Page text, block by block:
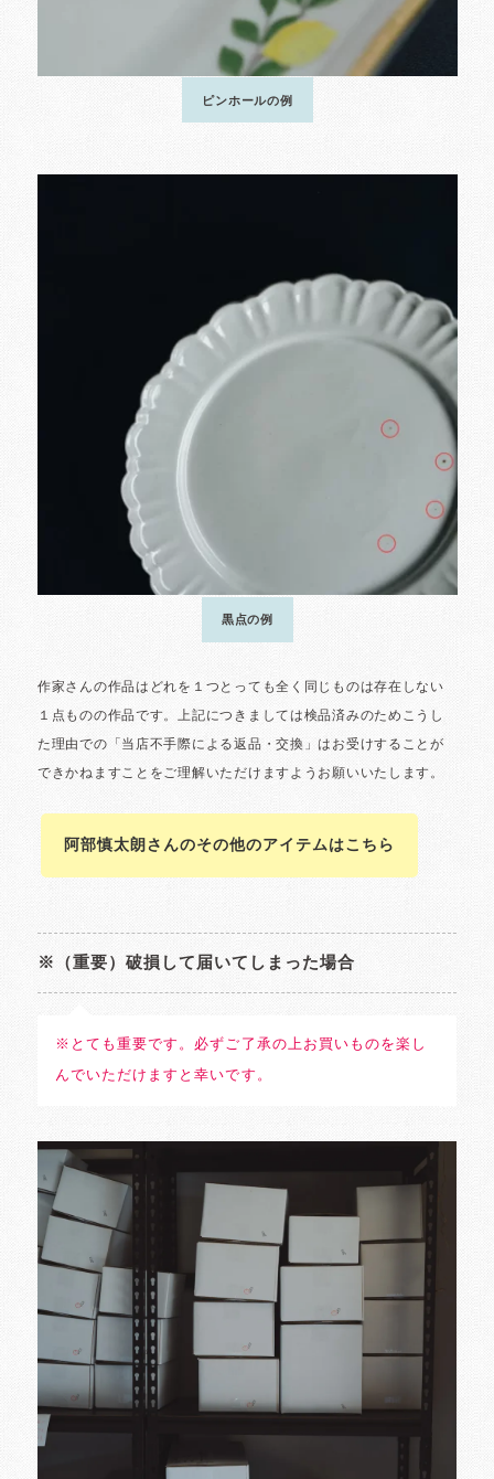
阿部慎太朗さんのその他のアイテムはこちら
※（重要）破損して届いてしまった場合
※とても重要です。必ずご了承の上お買いものを楽し
んでいただけますと幸いです。